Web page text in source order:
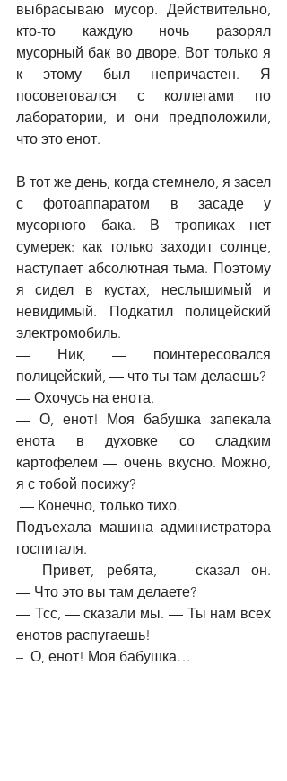
выбрасываю мусор. Действительно,
кто-то каждую ночь разорял
мусорный бак во дворе. Вот только я
к этому был непричастен. Я
посоветовался с коллегами по
лаборатории, и они предположили,
что это енот.
В тот же день, когда стемнело, я засел
с фотоаппаратом в засаде у
мусорного бака. В тропиках нет
сумерек: как только заходит солнце,
наступает абсолютная тьма. Поэтому
я сидел в кустах, неслышимый и
невидимый. Подкатил полицейский
электромобиль.
— Ник, — поинтересовался
полицейский, — что ты там делаешь?
— Охочусь на енота.
— О, енот! Моя бабушка запекала
енота в духовке со сладким
картофелем — очень вкусно. Можно,
я с тобой посижу?
— Конечно, только тихо.
Подъехала машина администратора
госпиталя.
— Привет, ребята, —
— Что это вы там делаете?
— Тсс, — сказали мы. — Ты нам всех
енотов распугаешь!
–  О, енот! Моя бабушка…